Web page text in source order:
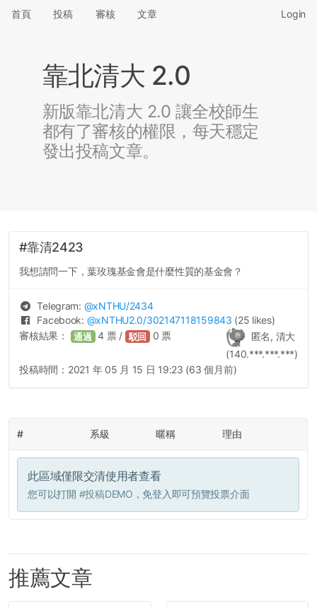
首頁 投稿 審核 文章 Login
靠北清大 2.0
新版靠北清大 2.0 讓全校師生
都有了審核的權限，每天穩定
發出投稿文章。
#靠清2423
我想請問一下，葉玫瑰基金會是什麼性質的基金會？
Telegram: @xNTHU/2434
Facebook: @xNTHU2.0/302147118159843 (25 likes)
匿名, 清大
(140.***.***.***)
審核結果： 通過 4 票 / 駁回 0 票
投稿時間： 2021 年 05 月 15 日 19:23 (63 個月前)
# 系級 暱稱 理由
此區域僅限交清使用者查看
您可以打開 #投稿DEMO ，免登入即可預覽投票介面
推薦文章